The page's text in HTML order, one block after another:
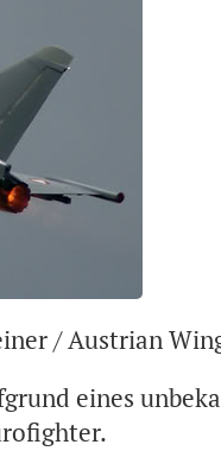
/ Austrian
eines